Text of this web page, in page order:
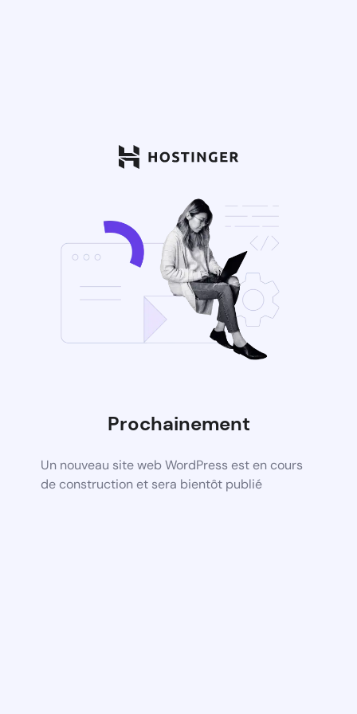
Prochainement
Un nouveau site web WordPress est en cours
de construction et sera bientôt publié